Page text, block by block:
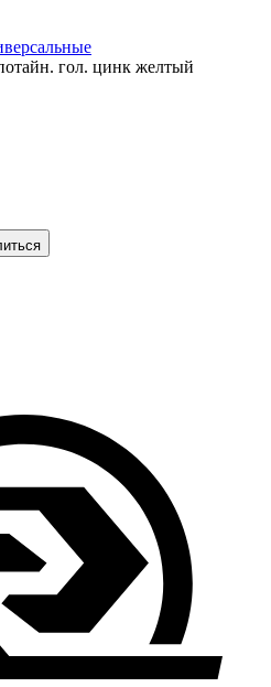
гол. цинк желтый